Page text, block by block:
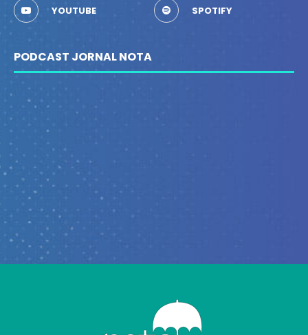
YOUTUBE SPOTIFY
PODCAST JORNAL NOTA